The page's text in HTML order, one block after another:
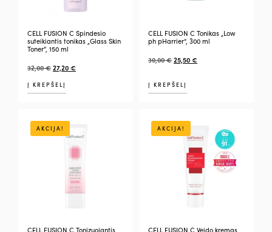
CELL FUSION C Spindesio
suteikiantis tonikas „Glass Skin
Toner”, 150 ml
32,00€27,20€
Į KREPŠELĮ
CELL FUSION C Tonikas „Low
ph pHarrier“, 300 ml
30,00€25,50€
Į KREPŠELĮ
AKCIJA!
CELL FUSION C Tonizuojantis
AKCIJA!
CELL FUSION C Veido kremas